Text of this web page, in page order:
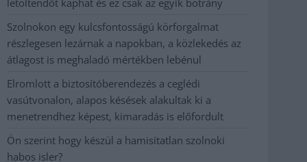
Szolnokon egy kulcsfontosságú körforgalmat
részlegesen lezárnak a napokban, a közlekedés az
átlagost is meghaladó mértékben lebénul
Elromlott a biztosítóberendezés a ceglédi
vasútvonalon, alapos késések alakultak ki a
menetrendhez képest, kimaradás is előfordult
Ön szerint hogy készül a hamisítatlan szolnoki
habos isler?